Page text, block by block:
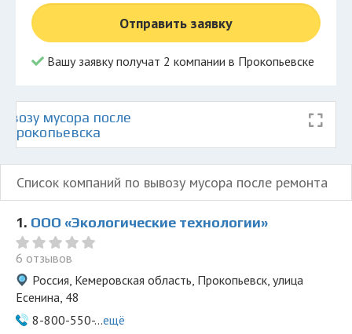
Отправить заявку
Вашу заявку получат 2 компании в Прокопьевске
мусора после
Прокопьевска
Список компаний по вывозу мусора после ремонта
1. ООО «Экологические технологии»
6 отзывов
Россия, Кемеровская область, Прокопьевск, улица
Есенина, 48
8-800-550-...ещё